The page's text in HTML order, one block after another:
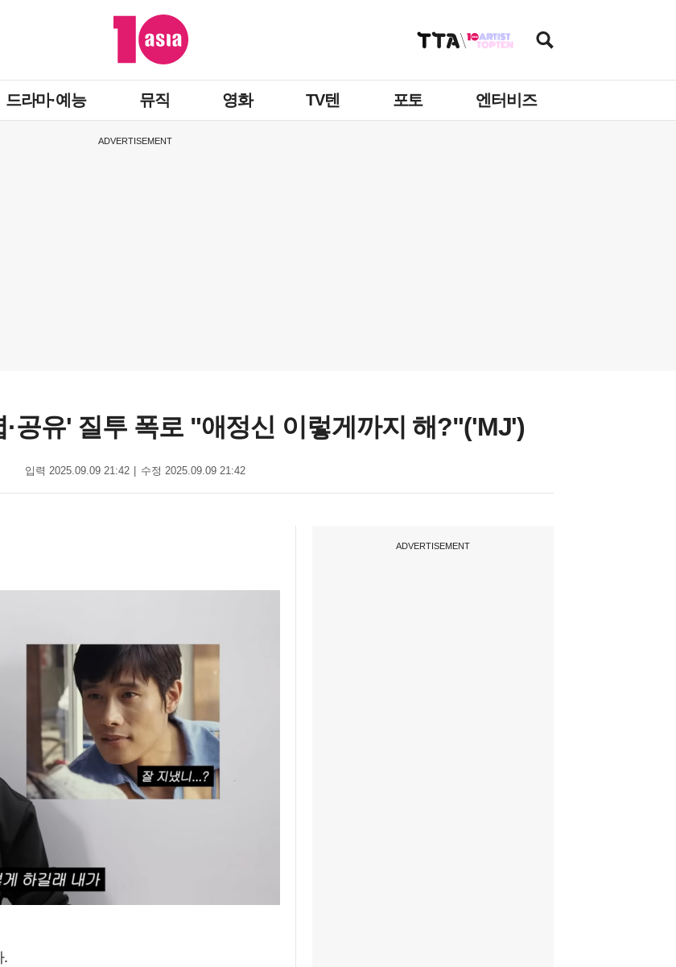
드라마·예능 뮤직 영화 TV텐 포토 엔터비즈
ADVERTISEMENT
공유' 질투 폭로 "애정신 이렇게까지 해?"('MJ')
입력 2025.09.09 21:42 수정 2025.09.09 21:42
.
ADVERTISEMENT